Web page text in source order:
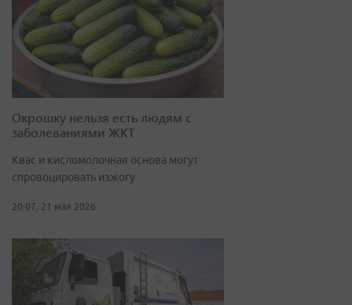
Окрошку нельзя есть людям с
заболеваниями ЖКТ
Квас и кисломолочная основа могут
спровоцировать изжогу
20:07, 21 мая 2026